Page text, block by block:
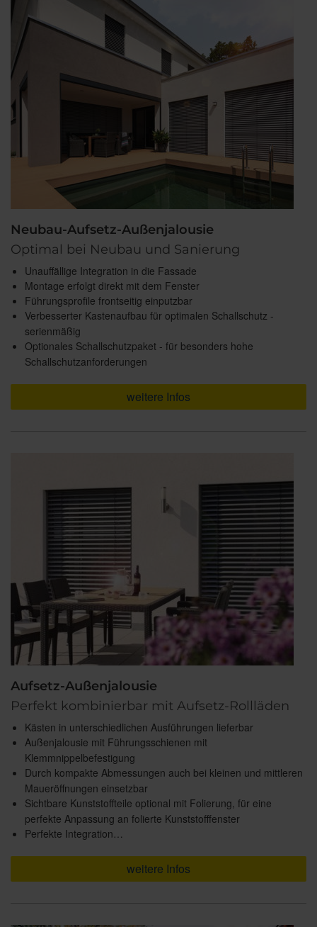
Neubau-Aufsetz-Außenjalousie
Optimal bei Neubau und Sanierung
Unauffällige Integration in die Fassade
Montage erfolgt direkt mit dem Fenster
Führungsprofile frontseitig einputzbar
Verbesserter Kastenaufbau für optimalen Schallschutz -
serienmäßig
Optionales Schallschutzpaket - für besonders hohe
Schallschutzanforderungen
weitere Infos
Aufsetz-Außenjalousie
Perfekt kombinierbar mit Aufsetz-Rollläden
Kästen in unterschiedlichen Ausführungen lieferbar
Außenjalousie mit Führungsschienen mit
Klemmnippelbefestigung
Durch kompakte Abmessungen auch bei kleinen und mittleren
Maueröffnungen einsetzbar
Sichtbare Kunststoffteile optional mit Folierung, für eine
perfekte Anpassung an folierte Kunststofffenster
Perfekte Integration…
weitere Infos